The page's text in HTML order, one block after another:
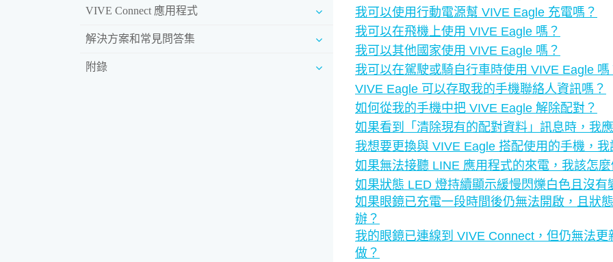
VIVE Connect 應用程式
解決方案和常見問答集
附錄
我可以使用行動電源幫 VIVE Eagle 充電嗎？
我可以在飛機上使用 VIVE Eagle 嗎？
我可以其他國家使用 VIVE Eagle 嗎？
我可以在駕駛或騎自行車時使用 VIVE Eagle 嗎
VIVE Eagle 可以存取我的手機聯絡人資訊嗎？
如何從我的手機中把 VIVE Eagle 解除配對？
如果看到「清除現有的配對資料」訊息時，我
我想要更換與 VIVE Eagle 搭配使用的手機，我
如果無法接聽 LINE 應用程式的來電，我該怎
如果狀態 LED 燈持續顯示緩慢閃爍白色且沒有
如果眼鏡已充電一段時間後仍無法開啟，且狀
辦？
我的眼鏡已連線到 VIVE Connect，但仍無法
做？